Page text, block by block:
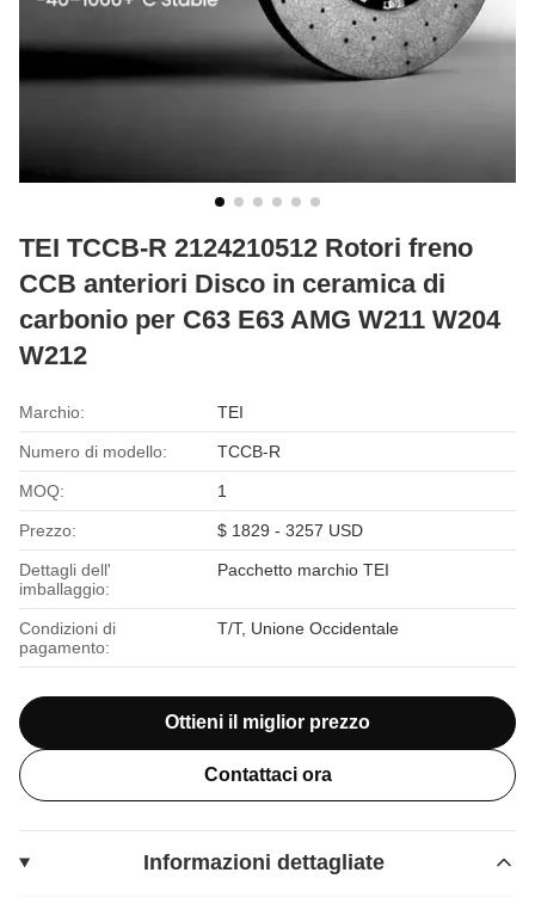
TEI TCCB-R 2124210512 Rotori freno
CCB anteriori Disco in ceramica di
carbonio per C63 E63 AMG W211 W204
W212
Marchio: TEI
Numero di modello: TCCB-R
MOQ: 1
Prezzo: $ 1829 - 3257 USD
Dettagli dell'
imballaggio:
Pacchetto marchio TEI
Condizioni di
pagamento:
T/T, Unione Occidentale
Ottieni il miglior prezzo
Contattaci ora
Informazioni dettagliate